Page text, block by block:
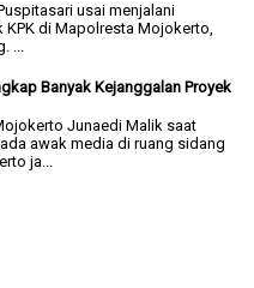
usai menjalani
KPK di Mapolresta Mojokerto,
...
Banyak Kejanggalan Proyek
Junaedi Malik saat
awak media di ruang sidang
ja...